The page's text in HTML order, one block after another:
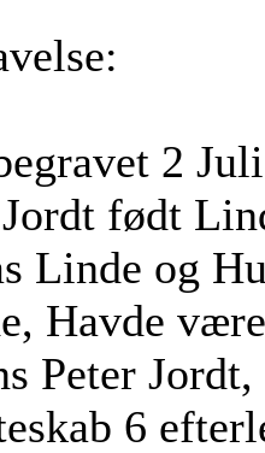
2 Juli
født
Linde og
Havde
Peter
6